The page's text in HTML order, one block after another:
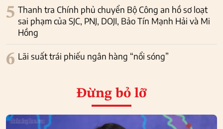
5 Thanh tra Chính phủ chuyển Bộ Công an hồ sơ loạt
sai phạm của SJC, PNJ, DOJI, Bảo Tín Mạnh Hải và Mi
Hồng
6 Lãi suất trái phiếu ngân hàng “nổi sóng”
Đừng bỏ lỡ